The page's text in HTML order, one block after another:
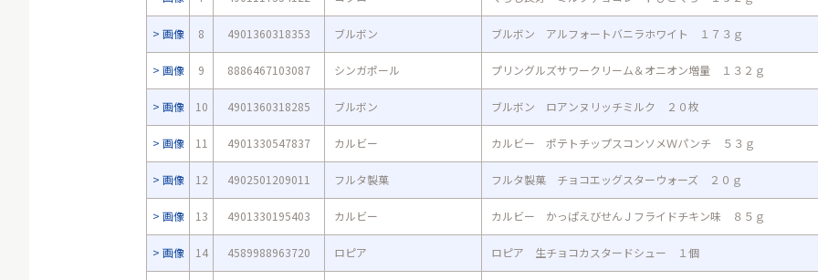
画像 8 4901360318353 ブルボン ブルボン アルフォートバニラホワイト １７３ｇ
画像 9 8886467103087 シンガポール プリングルズサワークリーム＆オニオン増量 １３２ｇ
画像 10 4901360318285 ブルボン ブルボン ロアンヌリッチミルク ２０枚
画像 11 4901330547837 カルビー カルビー ポテトチップスコンソメＷパンチ ５３ｇ
画像 12 4902501209011 フルタ製菓 フルタ製菓 チョコエッグスターウォーズ ２０ｇ
画像 13 4901330195403 カルビー カルビー かっぱえびせんＪフライドチキン味 ８５ｇ
画像 14 4589988963720 ロピア ロピア 生チョコカスタードシュー １個